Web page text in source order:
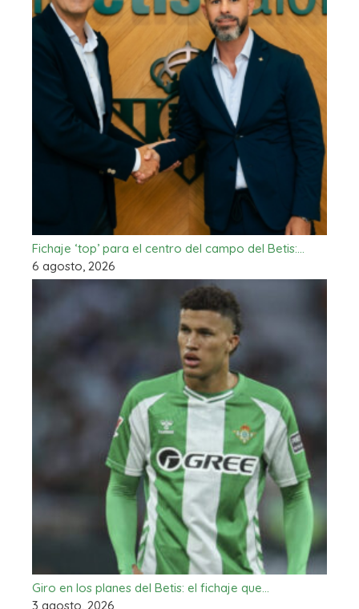
Fichaje ‘top’ para el centro del campo del Betis:…
6 agosto, 2026
Giro en los planes del Betis: el fichaje que…
3 agosto, 2026